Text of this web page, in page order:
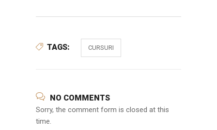
TAGS: CURSURI
NO COMMENTS
Sorry, the comment form is closed at this
time.